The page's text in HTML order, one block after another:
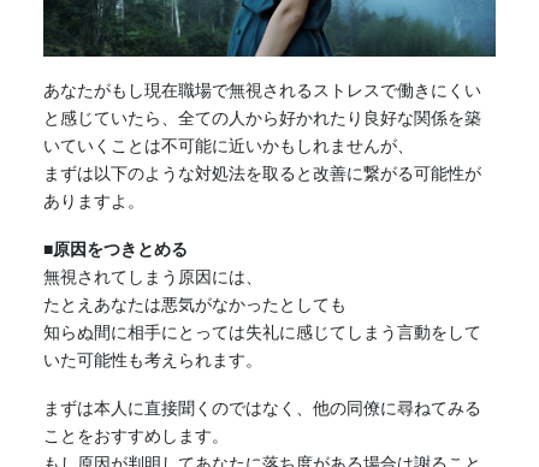
あなたがもし現在職場で無視されるストレスで働きにくい
と感じていたら、全ての人から好かれたり良好な関係を築
いていくことは不可能に近いかもしれませんが、
まずは以下のような対処法を取ると改善に繋がる可能性が
ありますよ。
■原因をつきとめる
無視されてしまう原因には、
たとえあなたは悪気がなかったとしても
知らぬ間に相手にとっては失礼に感じてしまう言動をして
いた可能性も考えられます。
まずは本人に直接聞くのではなく、他の同僚に尋ねてみる
ことをおすすめします。